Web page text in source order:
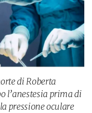
di Roberta
l’anestesia prima di
pressione oculare